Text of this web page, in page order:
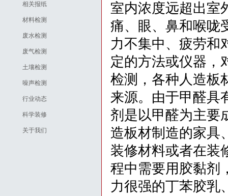
相关报纸
材料检测
废水检测
废气检测
土壤检测
噪声检测
行业动态
科学装修
关于我们
室内浓度远超出室
痛、眼、鼻和喉咙
力不集中、疲劳和
定的方法或仪器，
检测，各种人造板
来源。由于甲醛具
剂是以甲醛为主要
造板材制造的家具
装修材料或者在装
程中需要用胶黏剂
力很强的丁苯胶乳